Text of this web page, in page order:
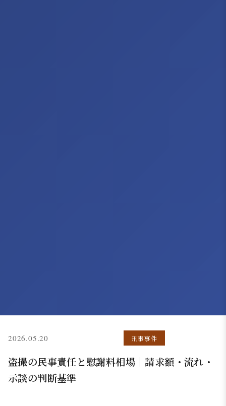
2026.05.20 刑事事件
盗撮の民事責任と慰謝料相場｜請求額・流れ・
示談の判断基準